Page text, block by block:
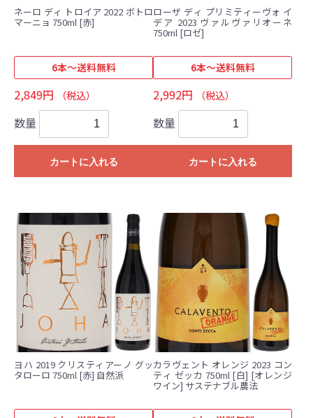
ネーロ ディ トロイア 2022 ボトロ
マーニョ 750ml [赤]
6本～送料無料
2,849円 （税込）
数量
カートに入れる
ローザ ディ プリミティーヴォ イ
デア 2023 ヴァルヴァリオーネ
750ml [ロゼ]
6本～送料無料
2,992円 （税込）
数量
カートに入れる
ヨハ 2019 クリスティアーノ グッ
タローロ 750ml [赤] 自然派
カラヴェント オレンジ 2023 コン
ティ ゼッカ 750ml [白] [オレンジ
ワイン] サステナブル農法